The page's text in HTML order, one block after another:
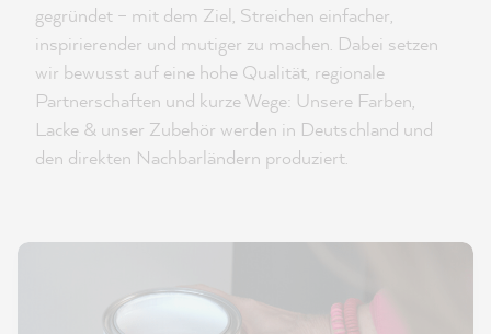
gegründet – mit dem Ziel, Streichen einfacher,
inspirierender und mutiger zu machen. Dabei setzen
wir bewusst auf eine hohe Qualität, regionale
Partnerschaften und kurze Wege: Unsere Farben,
Lacke & unser Zubehör werden in Deutschland und
den direkten Nachbarländern produziert.